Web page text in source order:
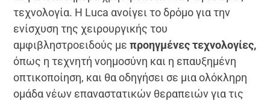
τεχνολογία. Η Luca ανοίγει το δρόμο για την
ενίσχυση της χειρουργικής του
αμφιβληστροειδούς μεπροηγμένες τεχνολογίες,
όπως η τεχνητή νοημοσύνη και η επαυξημένη
οπτικοποίηση, και θα οδηγήσει σε μια ολόκληρη
ομάδα νέων επαναστατικών θεραπειών για τις